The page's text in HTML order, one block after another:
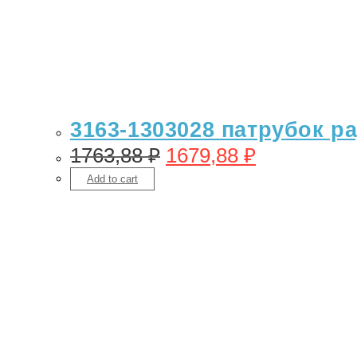
3163-1303028 патрубок
1763,88₽ 1679,88 ₽
Add to cart